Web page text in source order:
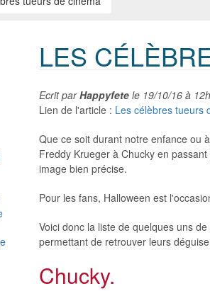
LES
Ecrit parHappyfete le 19/10/16 à
Lien de l'article : Les célèbres tueurs
Que ce soit durant notre enfance ou
Freddy Krueger à Chucky en
image bien précise.
Pour les fans, Halloween est
Voici donc la liste de quelques uns
permettant de retrouver leurs
Chucky.